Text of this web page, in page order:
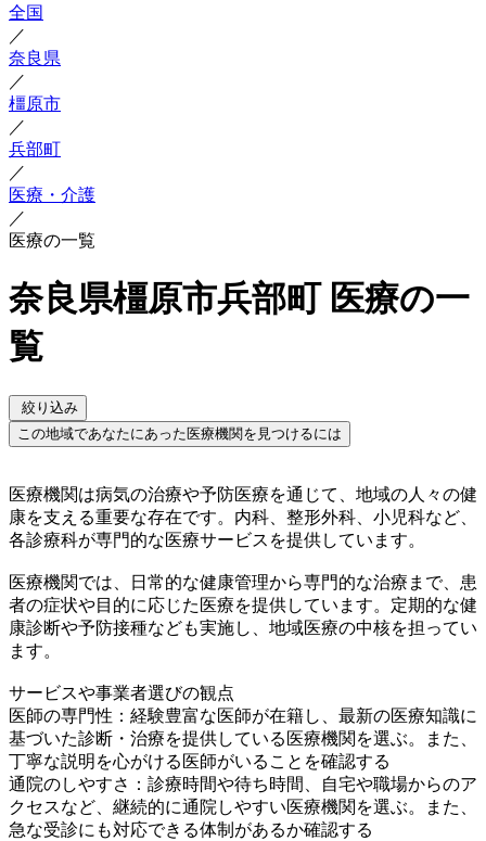
全国
／
奈良県
／
橿原市
／
兵部町
／
医療・介護
／
医療の一覧
奈良県橿原市兵部町 医療の一
覧
絞り込み
この地域であなたにあった医療機関を見つけるには
医療機関は病気の治療や予防医療を通じて、地域の人々の健
康を支える重要な存在です。内科、整形外科、小児科など、
各診療科が専門的な医療サービスを提供しています。
医療機関では、日常的な健康管理から専門的な治療まで、患
者の症状や目的に応じた医療を提供しています。定期的な健
康診断や予防接種なども実施し、地域医療の中核を担ってい
ます。
サービスや事業者選びの観点
医師の専門性：経験豊富な医師が在籍し、最新の医療知識に
基づいた診断・治療を提供している医療機関を選ぶ。また、
丁寧な説明を心がける医師がいることを確認する
通院のしやすさ：診療時間や待ち時間、自宅や職場からのア
クセスなど、継続的に通院しやすい医療機関を選ぶ。また、
急な受診にも対応できる体制があるか確認する